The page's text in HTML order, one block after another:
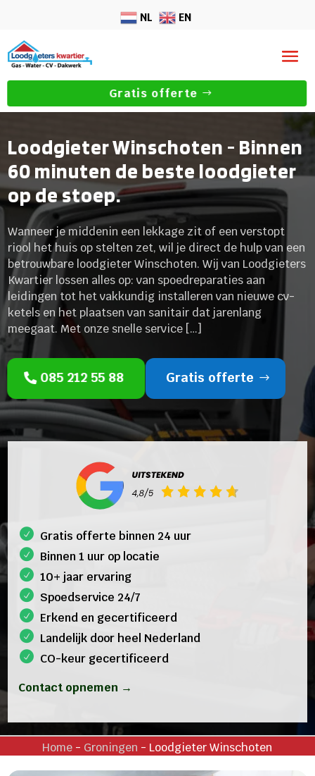
NL EN
Gratis offerte
Loodgieter Winschoten - Binnen
60 minuten de beste loodgieter
op de stoep.
Wanneer je middenin een lekkage zit of een verstopt
riool het huis op stelten zet, wil je direct de hulp van een
betrouwbare loodgieter Winschoten. Wij van Loodgieters
Kwartier lossen alles op: van spoedreparaties aan
leidingen tot het vakkundig installeren van nieuwe cv-
ketels en het plaatsen van sanitair dat jarenlang
meegaat. Met onze snelle service […]
085 212 55 88 Gratis offerte
Gratis offerte binnen 24 uur
Binnen 1 uur op locatie
10+ jaar ervaring
Spoedservice 24/7
Erkend en gecertificeerd
Landelijk door heel Nederland
CO-keur gecertificeerd
Contact opnemen →
Home - Groningen - Loodgieter Winschoten